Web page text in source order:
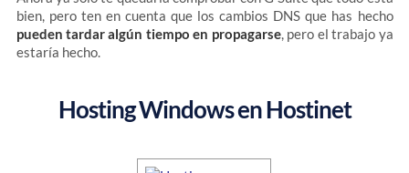
bien, pero ten en cuenta que los cambios DNS que has hecho
pueden tardar algún tiempo en propagarse, pero el trabajo ya
estaría hecho.
Hosting Windows en Hostinet